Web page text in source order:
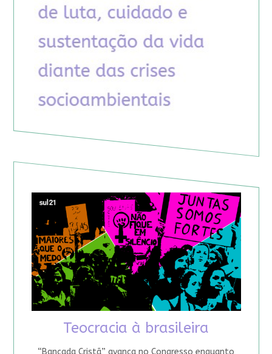
Teocracia à brasileira
“Bancada Cristã” avança no Congresso enquanto